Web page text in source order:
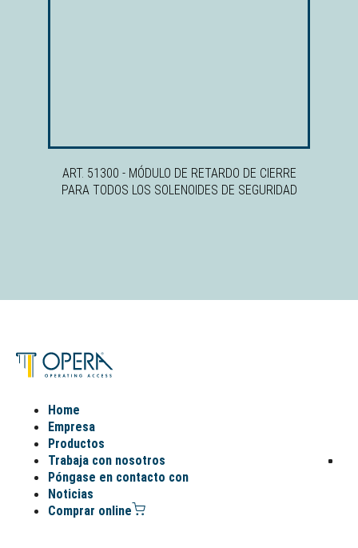
ART. 51300 - MÓDULO DE RETARDO DE CIERRE
PARA TODOS LOS SOLENOIDES DE SEGURIDAD
Home
Empresa
Productos
Trabaja con nosotros
Póngase en contacto con
Noticias
Comprar online